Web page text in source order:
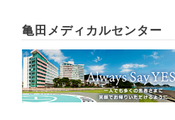
亀田メディカルセンター